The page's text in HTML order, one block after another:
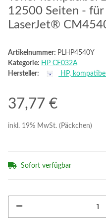
12500 Seiten -
LaserJet®
Artikelnummer: PLHP4540Y
Kategorie: HP CF032A
Hersteller:
HP,
37,77 €
inkl. 19% MwSt. (Päckchen)
Sofort verfügbar